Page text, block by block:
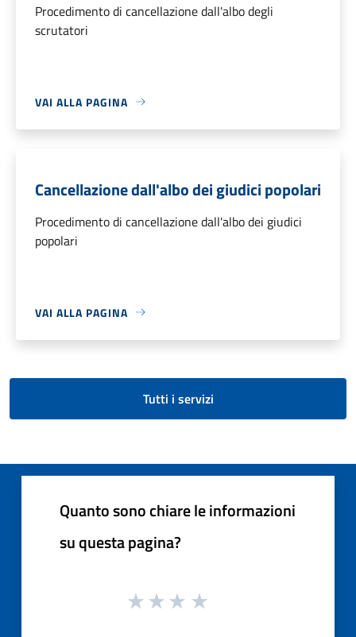
Procedimento di cancellazione dall'albo degli
scrutatori
VAI ALLA PAGINA
Cancellazione dall'albo dei giudici popolari
Procedimento di cancellazione dall'albo dei giudici
popolari
VAI ALLA PAGINA
Tutti i servizi
Quanto sono chiare le informazioni
su questa pagina?